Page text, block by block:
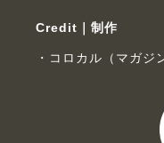
Credit｜制作
コロカル（マガジ